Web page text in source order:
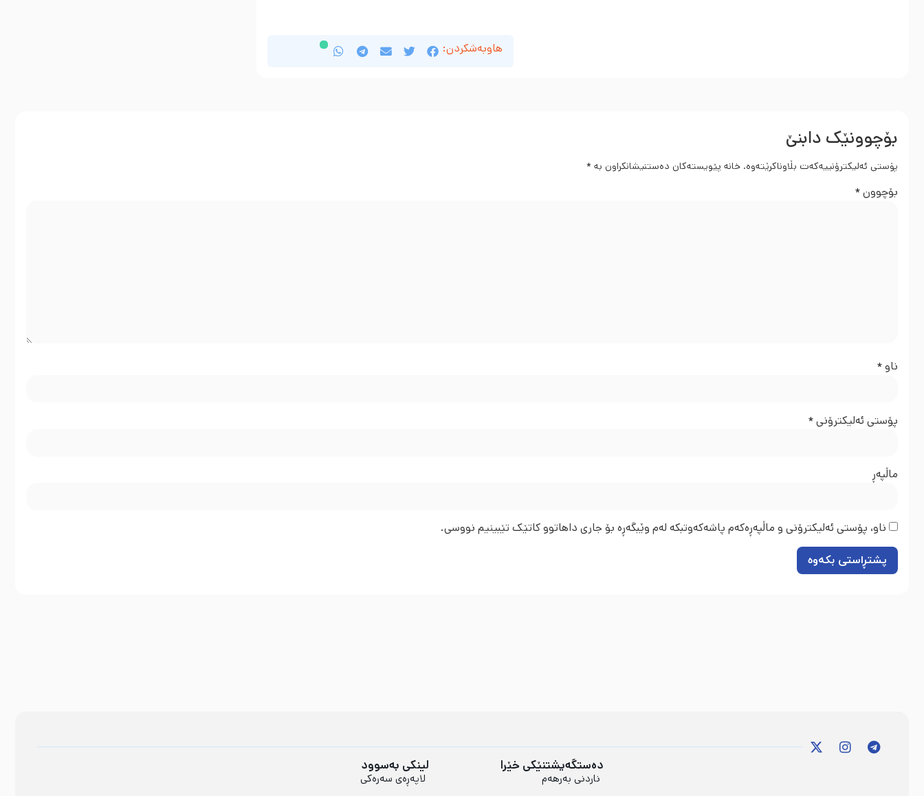
هاوبەشکردن:
بۆچوونێک دابنێ
پۆستی ئەلیکترۆنییەکەت بڵاوناکرێتەوە. خانە پێویستەکان دەستنیشانکراون بە *
بۆچوون*
ناو*
پۆستی ئەلیکترۆنی*
ماڵپه‌ڕ
ناو، پۆستی ئەلیکترۆنی و ماڵپەڕەکەم پاشەکەوتبکە لەم وێبگەڕە بۆ جاری داهاتوو کاتێک تێبینیم نووسی.
دەستگەیشتنێکی خێرا
ناردنی بەرهەم
لینکی بەسوود
لاپەڕەی سەرەکی